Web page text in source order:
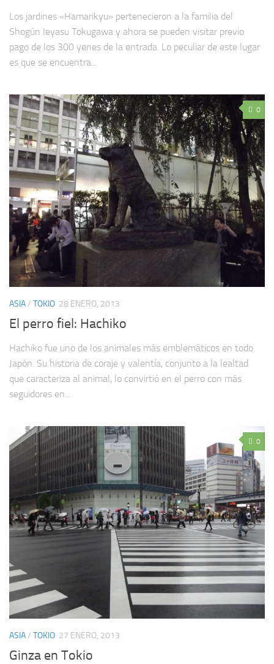
Los jardines «Hamarikyu» pertenecieron a la familia del
Shogún Ieyasu Tokugawa y ahora se pueden visitar previo
pago de los 300 yenes de la entrada. Lo peculiar de este lugar
es que se encuentra...
0
ASIA/ TOKIO 28 ENERO, 2013
El perro fiel: Hachiko
Hachiko fue uno de los animales más emblemáticos en todo
Japón. Su historia de coraje y valentía, conjunto a la lealtad
que caracteriza al animal, lo convirtió en el perro con más
seguidores en...
0
ASIA/ TOKIO 27 ENERO, 2013
Ginza en Tokio